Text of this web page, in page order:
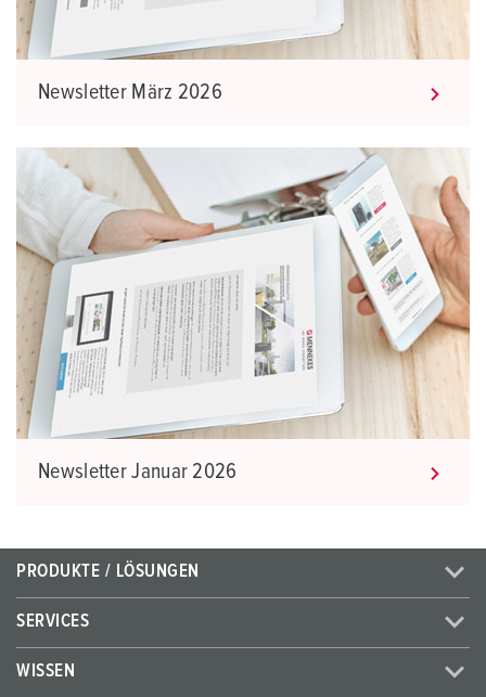
Newsletter März 2026
Newsletter Januar 2026
PRODUKTE / LÖSUNGEN
SERVICES
WISSEN